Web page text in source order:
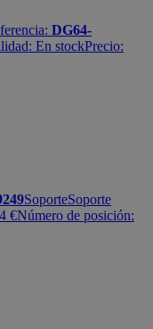
DG64-
En stockPrecio:
SoporteSoporte
€Número de posición: